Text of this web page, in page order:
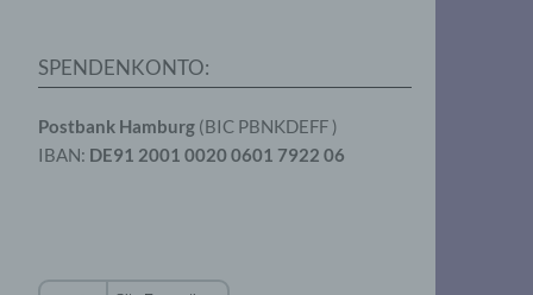
SPENDENKONTO:
Postbank Hamburg (BIC PBNKDEFF )
IBAN: DE91 2001 0020 0601 7922 06